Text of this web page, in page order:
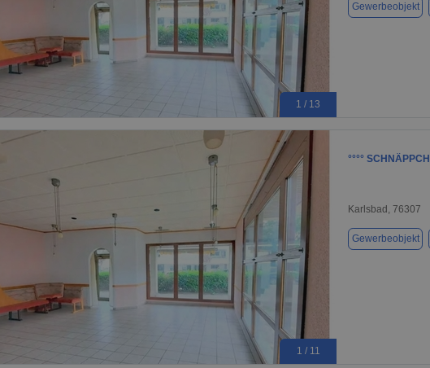
1 / 13
Gewerbeobjekt
1 / 11
°°°°
Karlsbad, 76307
Gewerbeobjekt